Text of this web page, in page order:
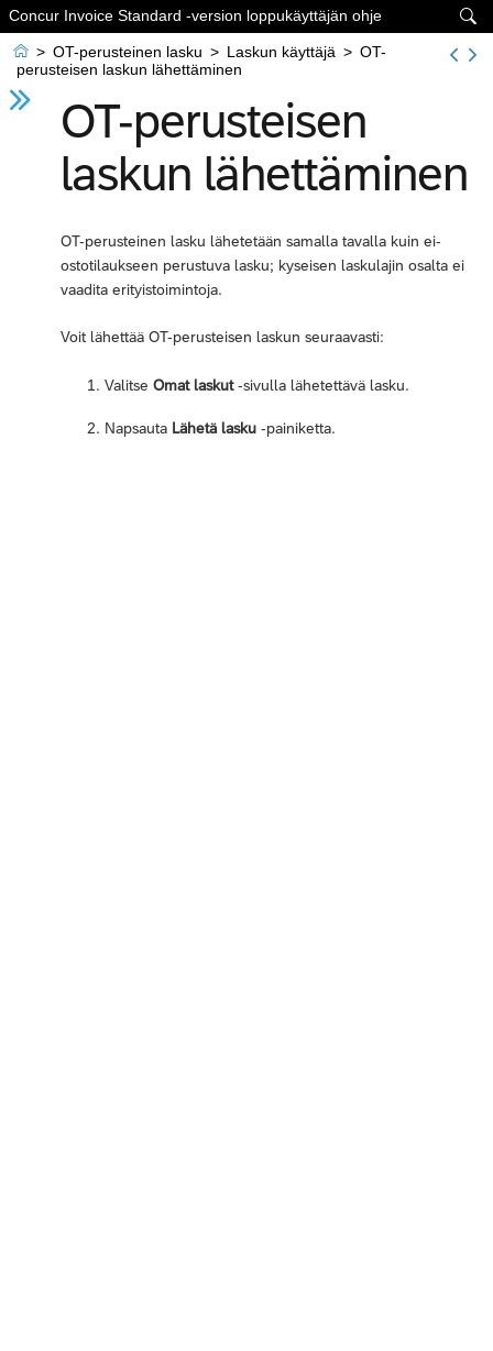

Concur Invoice Standard -version loppukäyttäjän ohje
 > OT-perusteinen lasku > Laskun käyttäjä > OT-
perusteisen laskun lähettäminen
OT-perusteisen
laskun lähettäminen
OT-perusteinen lasku lähetetään samalla tavalla kuin ei-
ostotilaukseen perustuva lasku; kyseisen laskulajin osalta ei
vaadita erityistoimintoja.
Voit lähettää OT-perusteisen laskun seuraavasti:
Valitse Omat laskut-sivulla lähetettävä lasku.
Napsauta Lähetä lasku -painiketta.